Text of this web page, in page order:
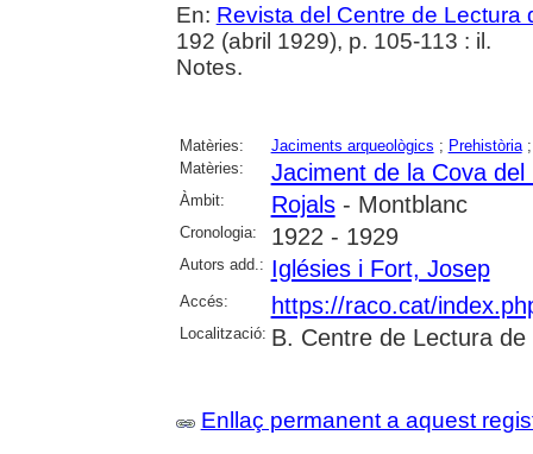
En: Revista del Centre de Lectura
192 (abril 1929), p. 105-113 : il.
Notes.
Matèries: Jaciments arqueològics ; Prehistòria
Matèries:
Jaciment de la Cova del
Àmbit: Rojals- Montblanc
Cronologia: 1922 - 1929
Autors add.: Iglésies i Fort, Josep
Accés: https://raco.cat/
Localització: B. Centre de Lectura de
Enllaç permanent a aquest